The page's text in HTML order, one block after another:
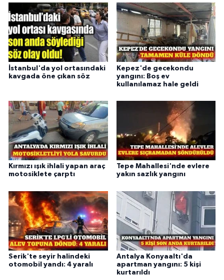
İstanbul'da yol ortasındaki
kavgada öne çıkan söz
Kepez'de gecekondu
yangını: Boş ev
kullanılamaz hale geldi
Kırmızı ışık ihlali yapan araç
motosiklete çarptı
Tepe Mahallesi'nde evlere
yakın sazlık yangını
Serik'te seyir halindeki
otomobil yandı: 4 yaralı
Antalya Konyaaltı'da
apartman yangını: 5 kişi
kurtarıldı